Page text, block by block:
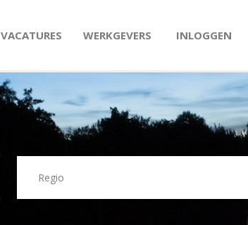
VACATURES WERKGEVERS INLOGGEN